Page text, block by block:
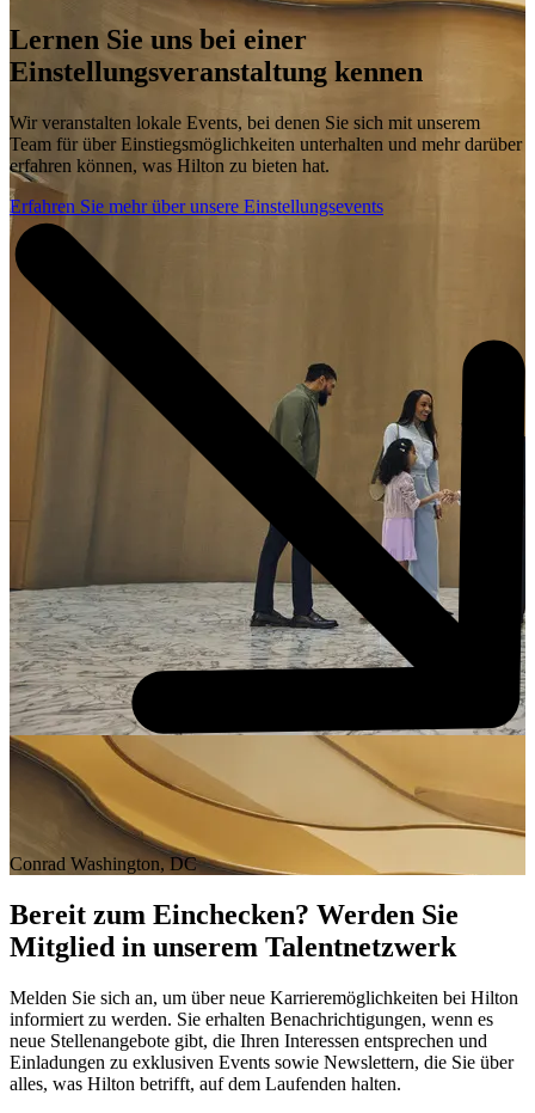
Lernen Sie uns bei einer
Einstellungsveranstaltung kennen
Wir veranstalten lokale Events, bei denen Sie sich mit unserem
Team für über Einstiegsmöglichkeiten unterhalten und mehr darüber
erfahren können, was Hilton zu bieten hat.
Erfahren Sie mehr über unsere Einstellungsevents
Conrad Washington, DC
Bereit zum Einchecken? Werden Sie
Mitglied in unserem Talentnetzwerk
Melden Sie sich an, um über neue Karrieremöglichkeiten bei Hilton
informiert zu werden. Sie erhalten Benachrichtigungen, wenn es
neue Stellenangebote gibt, die Ihren Interessen entsprechen und
Einladungen zu exklusiven Events sowie Newslettern, die Sie über
alles, was Hilton betrifft, auf dem Laufenden halten.